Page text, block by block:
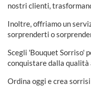
nostri clienti,
Inoltre, offriamo un
sorprenderti o
Scegli 'Bouquet Sorriso'
conquistare dalla
Ordina oggi e crea